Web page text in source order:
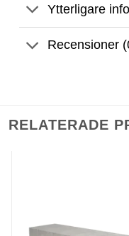
Ytterligare
Recensioner
RELATERADE